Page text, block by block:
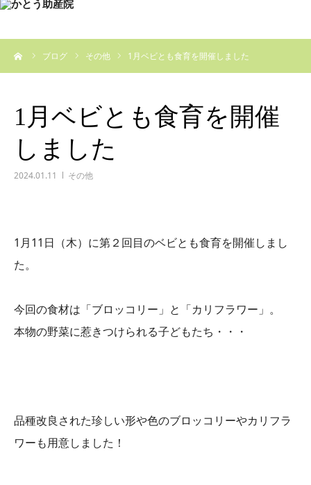
ブログ その他 1月ベビとも食育を開催しました
1月ベビとも食育を開催
しました
2024.01.11 その他
1 月11 日（木）に第２回目のベビとも食育を開催しまし
た。
今回の食材は「ブロッコリー」と「カリフラワー」。
本物の野菜に惹きつけられる子どもたち・・・
品種改良された珍しい形や色のブロッコリーやカリフラ
ワーも用意しました！